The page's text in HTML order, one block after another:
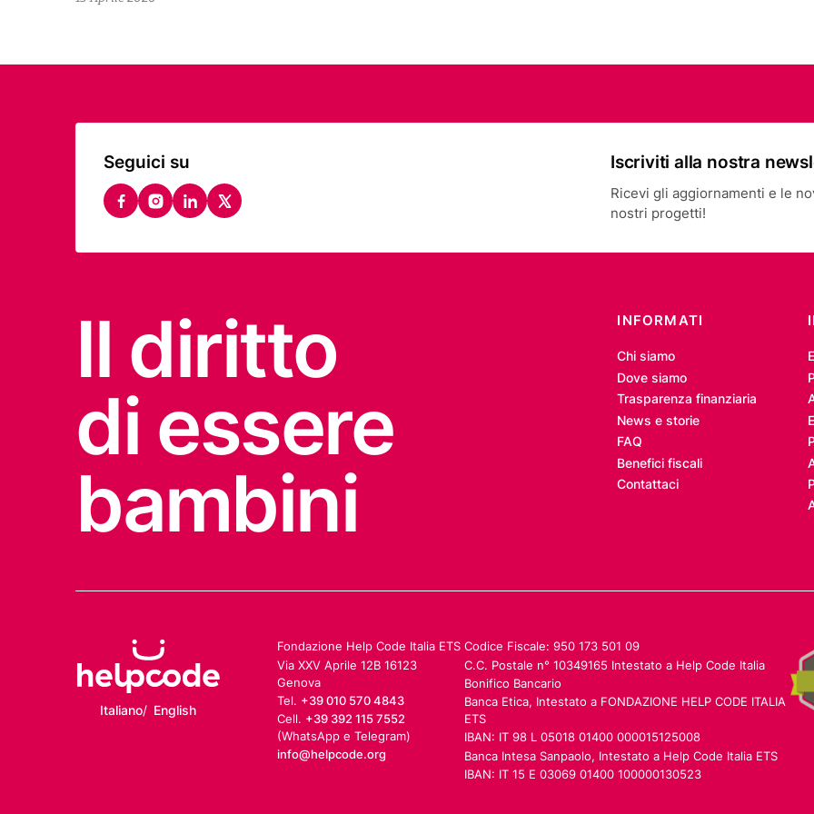
Seguici su
facebook
instagram
linkedin
twitter
Iscriviti alla nostra
Ricevi gli aggiornamenti e le
nostri progetti!
Italiano English
Il diritto
di essere
bambini
INFORMATI
Chi siamo
Dove siamo
Trasparenza finanziaria
News e storie
FAQ
Benefici fiscali
Contattaci
Fondazione Help Code Italia ETS
Via XXV Aprile 12B 16123
Genova
Tel. +39 010 570 4843
Cell. +39 392 115 7552
(WhatsApp e Telegram)
info@helpcode.org
Codice Fiscale: 950 173 501 09
C.C. Postale n° 10349165 Intestato a Help Code Italia
Bonifico Bancario
Banca Etica, Intestato a FONDAZIONE HELP CODE ITALIA
ETS
IBAN: IT 98 L 05018 01400 000015125008
Banca Intesa Sanpaolo, Intestato a Help Code Italia ETS
IBAN: IT 15 E 03069 01400 100000130523